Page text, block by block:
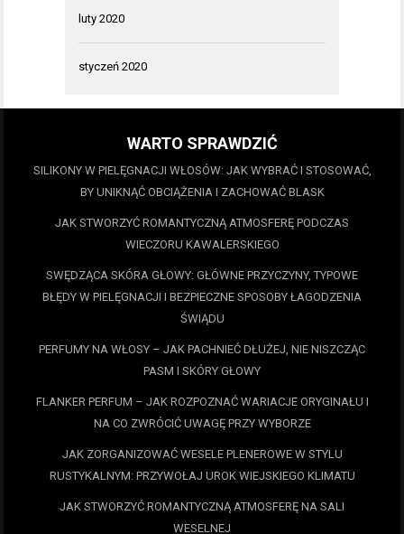
luty 2020
styczeń 2020
WARTO SPRAWDZIĆ
SILIKONY W PIELĘGNACJI WŁOSÓW: JAK WYBRAĆ I STOSOWAĆ,
BY UNIKNĄĆ OBCIĄŻENIA I ZACHOWAĆ BLASK
JAK STWORZYĆ ROMANTYCZNĄ ATMOSFERĘ PODCZAS
WIECZORU KAWALERSKIEGO
SWĘDZĄCA SKÓRA GŁOWY: GŁÓWNE PRZYCZYNY, TYPOWE
BŁĘDY W PIELĘGNACJI I BEZPIECZNE SPOSOBY ŁAGODZENIA
ŚWIĄDU
PERFUMY NA WŁOSY – JAK PACHNIEĆ DŁUŻEJ, NIE NISZCZĄC
PASM I SKÓRY GŁOWY
FLANKER PERFUM – JAK ROZPOZNAĆ WARIACJE ORYGINAŁU I
NA CO ZWRÓCIĆ UWAGĘ PRZY WYBORZE
JAK ZORGANIZOWAĆ WESELE PLENEROWE W STYLU
RUSTYKALNYM: PRZYWOŁAJ UROK WIEJSKIEGO KLIMATU
JAK STWORZYĆ ROMANTYCZNĄ ATMOSFERĘ NA SALI
WESELNEJ